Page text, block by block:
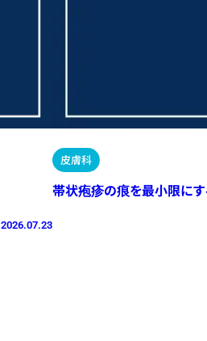
2026.07.23
皮膚科
帯状疱疹の痕を最小限にす